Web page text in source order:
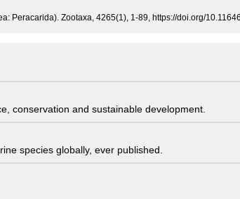
Peracarida). Zootaxa, 4265(1), 1-89, https://doi.org/
conservation and sustainable development.
species globally, ever published.